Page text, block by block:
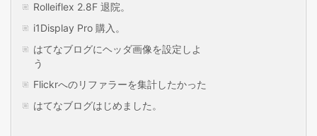
Rolleiflex 2.8F 退院。
i1Display Pro 購入。
はてなブログにヘッダ画像を設定しよ
う
Flickrへのリファラーを集計したかった
はてなブログはじめました。